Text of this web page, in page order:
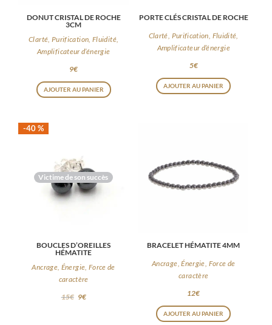
DONUT CRISTAL DE ROCHE
3CM
Clarté, Purification, Fluidité,
Amplificateur d’énergie
9€
AJOUTER AU PANIER
PORTE CLÉS CRISTAL DE ROCHE
Clarté, Purification, Fluidité,
Amplificateur d’énergie
5€
AJOUTER AU PANIER
Victime de son succès
-40 %
BOUCLES D’OREILLES
HÉMATITE
Ancrage, Énergie, Force de
caractère
15€ 9€
BRACELET HÉMATITE 4MM
Ancrage, Énergie, Force de
caractère
12€
AJOUTER AU PANIER